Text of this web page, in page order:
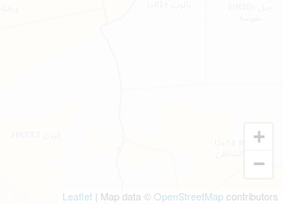
+
−
Leaflet | Map data © OpenStreetMapcontributors